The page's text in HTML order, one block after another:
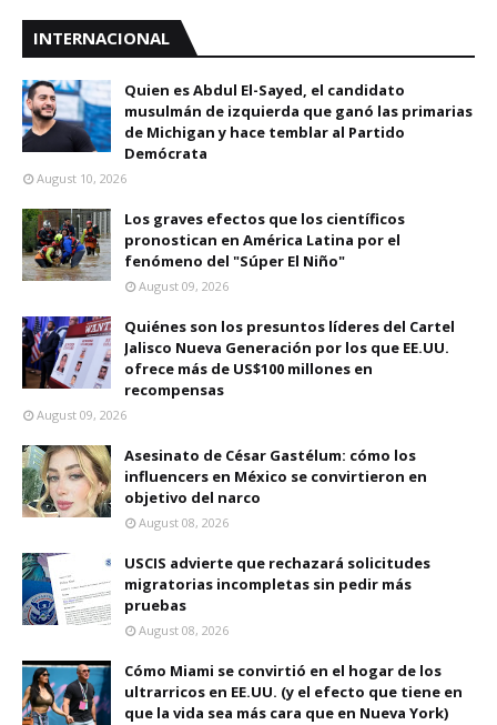
INTERNACIONAL
Quien es Abdul El-Sayed, el candidato
musulmán de izquierda que ganó las primarias
de Michigan y hace temblar al Partido
Demócrata
August 10, 2026
Los graves efectos que los científicos
pronostican en América Latina por el
fenómeno del "Súper El Niño"
August 09, 2026
Quiénes son los presuntos líderes del Cartel
Jalisco Nueva Generación por los que EE.UU.
ofrece más de US$100 millones en
recompensas
August 09, 2026
Asesinato de César Gastélum: cómo los
influencers en México se convirtieron en
objetivo del narco
August 08, 2026
USCIS advierte que rechazará solicitudes
migratorias incompletas sin pedir más
pruebas
August 08, 2026
Cómo Miami se convirtió en el hogar de los
ultrarricos en EE.UU. (y el efecto que tiene en
que la vida sea más cara que en Nueva York)